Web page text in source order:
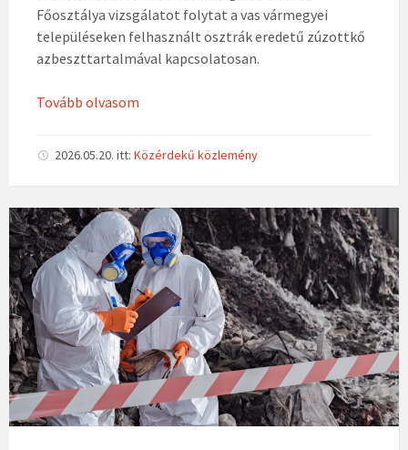
Főosztálya vizsgálatot folytat a vas vármegyei
településeken felhasznált osztrák eredetű zúzottkő
azbeszttartalmával kapcsolatosan.
Tovább olvasom
2026.05.20. itt: Közérdekű közlemény